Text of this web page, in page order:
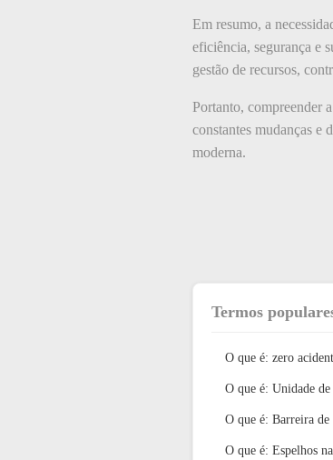
Em resumo, a
eficiência, segurança e
gestão de recursos,
Portanto, compreender
constantes mudanças e
moderna.
Termos
O que é: zero
O que é: Unidade
O que é: Barreira de
O que é: Espelhos